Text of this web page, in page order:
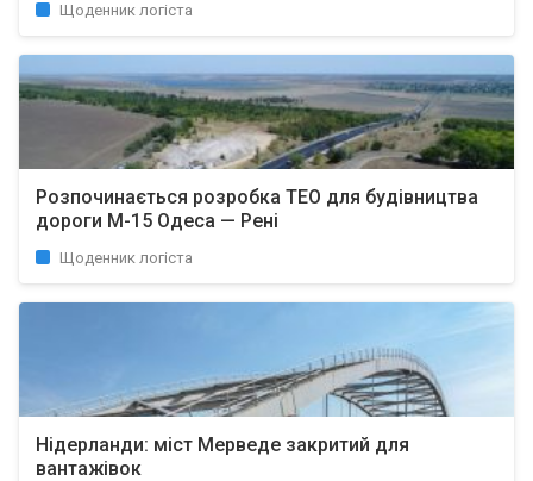
Щоденник логіста
Розпочинається розробка ТЕО для будівництва
дороги М-15 Одеса — Рені
Щоденник логіста
Нідерланди: міст Мерведе закритий для
вантажівок